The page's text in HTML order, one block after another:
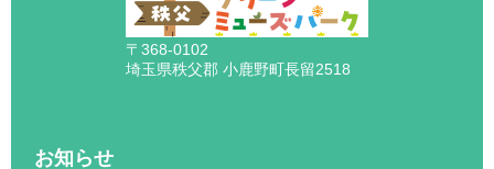
〒368-0102
埼玉県秩父郡 小鹿野町長留2518
お知らせ